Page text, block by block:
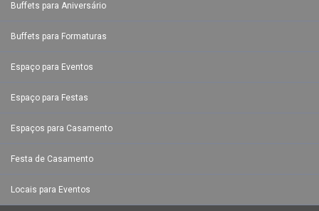
Buffets para Aniversário
Buffets para Formaturas
Espaço para Eventos
Espaço para Festas
Espaços para Casamento
Festa de Casamento
Locais para Eventos